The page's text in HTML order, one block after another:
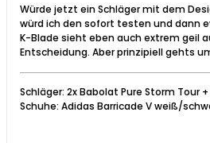
Würde jetzt ein Schläger mit dem
würd ich den sofort testen und dann
K-Blade sieht eben auch extrem geil
Entscheidung. Aber prinzipiell gehts
Schläger: 2x Babolat Pure Storm Tour +
Schuhe: Adidas Barricade V weiß/